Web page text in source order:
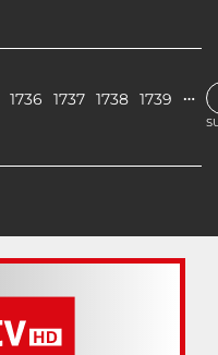
1736 1737 1738 1739 …